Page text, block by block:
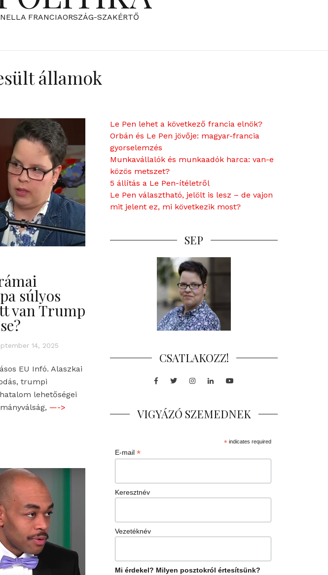
FRANCIAORSZÁG-SZAKÉRTŐ
államok
súlyos
van Trump
14, 2025
EU Infó. Alaszkai
trumpi
lehetőségei
—->
Le Pen lehet a következő francia elnök?
Orbán és Le Pen jövője: magyar-francia
gyorselemzés
Munkavállalók és munkaadók harca: van-e
közös metszet?
5 állítás a Le Pen-ítéletről
Le Pen választható, jelölt is lesz – de vajon
mit jelent ez, mi következik most?
SEP
CSATLAKOZZ!
Facebook
TwitterInstagram
LinkedInYoutube
VIGYÁZÓ SZEMEDNEK
*indicates required
E-mail*
Keresztnév
Vezetéknév
Mi érdekel? Milyen posztokról értesítsünk?